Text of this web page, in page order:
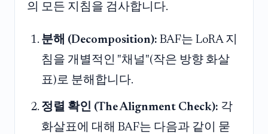
의 모든 지침을 검사합니다.
분해 (Decomposition): BAF는 LoRA 지
침을 개별적인 "채널"(작은 방향 화살
표)로 분해합니다.
정렬 확인 (The Alignment Check): 각
화살표에 대해 BAF는 다음과 같이 묻